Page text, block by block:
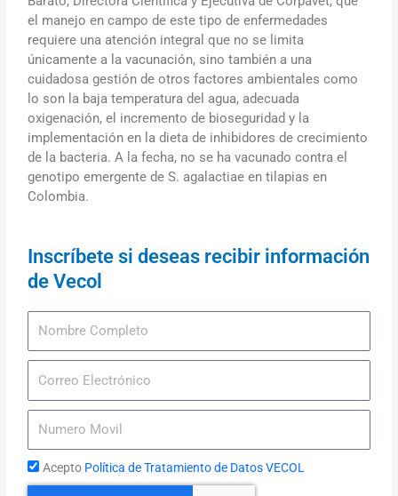
el manejo en campo de este tipo de enfermedades
requiere una atención integral que no se limita
únicamente a la vacunación, sino también a una
cuidadosa gestión de otros factores ambientales como
lo son la baja temperatura del agua, adecuada
oxigenación, el incremento de bioseguridad y la
implementación en la dieta de inhibidores de crecimiento
de la bacteria. A la fecha, no se ha vacunado contra el
genotipo emergente de S. agalactiae en tilapias en
Colombia.
Inscríbete si deseas recibir información
de Vecol
Acepto Política de Tratamiento de Datos VECOL